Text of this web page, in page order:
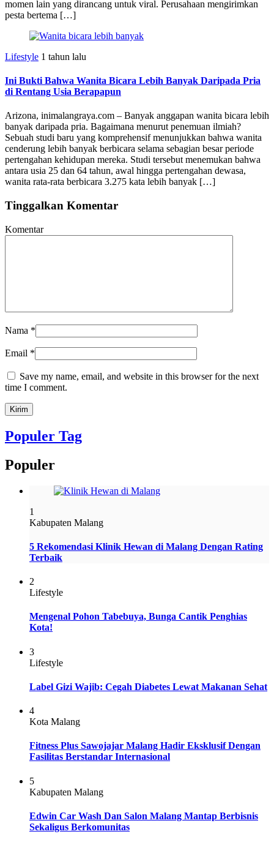
momen lain yang dirancang untuk viral. Perusahaan mengirimkan
pesta bertema […]
Lifestyle 1 tahun lalu
Ini Bukti Bahwa Wanita Bicara Lebih Banyak Daripada Pria
di Rentang Usia Berapapun
Arizona, inimalangraya.com – Banyak anggapan wanita bicara lebih
banyak daripada pria. Bagaimana menurut penemuan ilmiah?
Sebuah studi baru yang komprehensif menunjukkan bahwa wanita
cenderung lebih banyak berbicara selama sebagian besar periode
pertengahan kehidupan mereka. Studi tersebut menemukan bahwa
antara usia 25 dan 64 tahun, awal hingga pertengahan dewasa,
wanita rata-rata berbicara 3.275 kata lebih banyak […]
Tinggalkan Komentar
Komentar
Nama *
Email *
Save my name, email, and website in this browser for the next
time I comment.
Populer Tag
Populer
1
Kabupaten Malang
5 Rekomendasi Klinik Hewan di Malang Dengan Rating
Terbaik
2
Lifestyle
Mengenal Pohon Tabebuya, Bunga Cantik Penghias
Kota!
3
Lifestyle
Label Gizi Wajib: Cegah Diabetes Lewat Makanan Sehat
4
Kota Malang
Fitness Plus Sawojajar Malang Hadir Eksklusif Dengan
Fasilitas Berstandar Internasional
5
Kabupaten Malang
Edwin Car Wash Dan Salon Malang Mantap Berbisnis
Sekaligus Berkomunitas